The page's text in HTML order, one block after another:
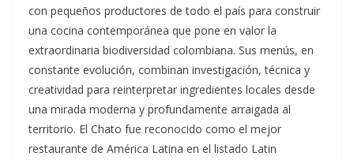
con pequeños productores de todo el país para construir
una cocina contemporánea que pone en valor la
extraordinaria biodiversidad colombiana. Sus menús, en
constante evolución, combinan investigación, técnica y
creatividad para reinterpretar ingredientes locales desde
una mirada moderna y profundamente arraigada al
territorio. El Chato fue reconocido como el mejor
restaurante de América Latina en el listado Latin